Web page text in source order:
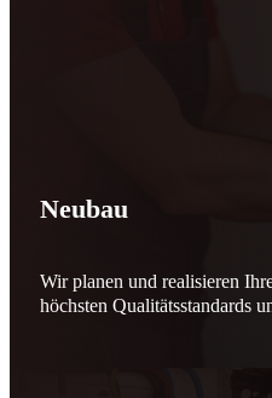
Neubau
Wir planen und realisieren
höchsten Qualitätsstandards